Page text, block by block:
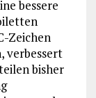
bessere
Zeichen
verbessert
bisher